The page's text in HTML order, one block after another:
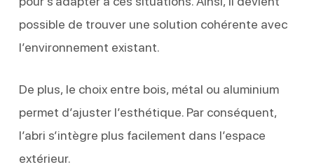
possible de trouver une solution cohérente avec
l’environnement existant.
De plus, le choix entre bois, métal ou aluminium
permet d’ajuster l’esthétique. Par conséquent,
l’abri s’intègre plus facilement dans l’espace
extérieur.